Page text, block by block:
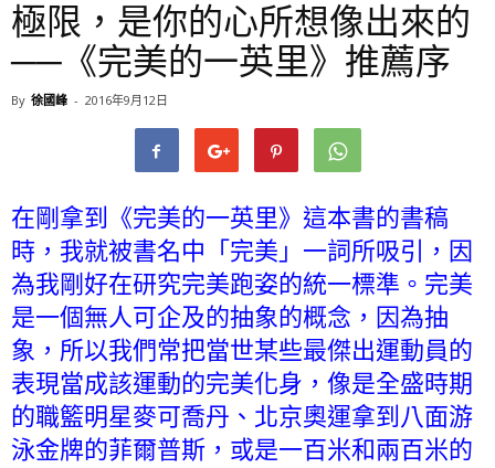
極限，是你的心所想像出來的
──《完美的一英里》推薦序
By 徐國峰 - 2016年9月12日
在剛拿到《完美的一英里》這本書的書稿
時，我就被書名中「完美」一詞所吸引，因
為我剛好在研究完美跑姿的統一標準。完美
是一個無人可企及的抽象的概念，因為抽
象，所以我們常把當世某些最傑出運動員的
表現當成該運動的完美化身，像是全盛時期
的職籃明星麥可喬丹、北京奧運拿到八面游
泳金牌的菲爾普斯，或是一百米和兩百米的